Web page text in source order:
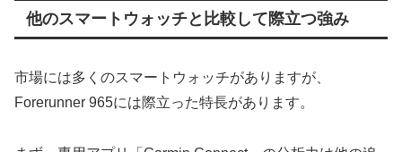
他のスマートウォッチと比較して際立つ強み
市場には多くのスマートウォッチがありますが、
Forerunner 965には際立った特長があります。